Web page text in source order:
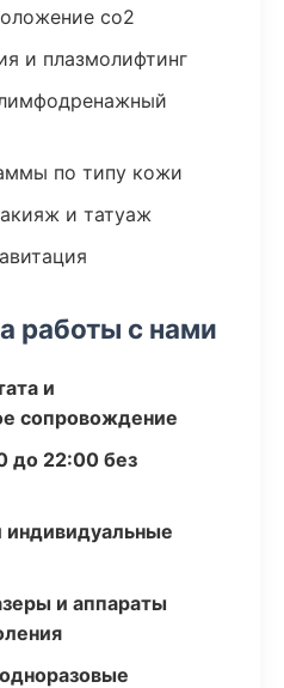
co2
и плазмолифтинг
по типу кожи
и татуаж
работы с нами
и
сопровождение
до 22:00 без
и аппараты